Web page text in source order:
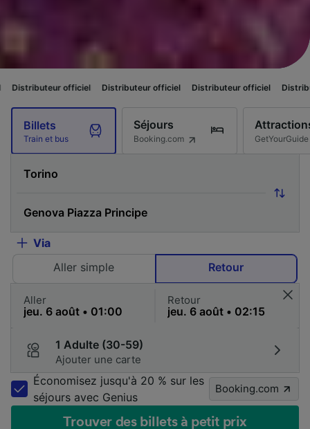
officiel Distributeur officiel Distributeur officiel Distributeur officiel
Billets
Train et bus
Séjours
Booking.com GetYourGuide
Via
Aller simple
Retour
Aller Retour
1 Adulte (30-59)
Ajouter une carte
Économisez jusqu'à 20 % sur les
séjours avec Genius
Booking.com
Trouver des billets à petit prix